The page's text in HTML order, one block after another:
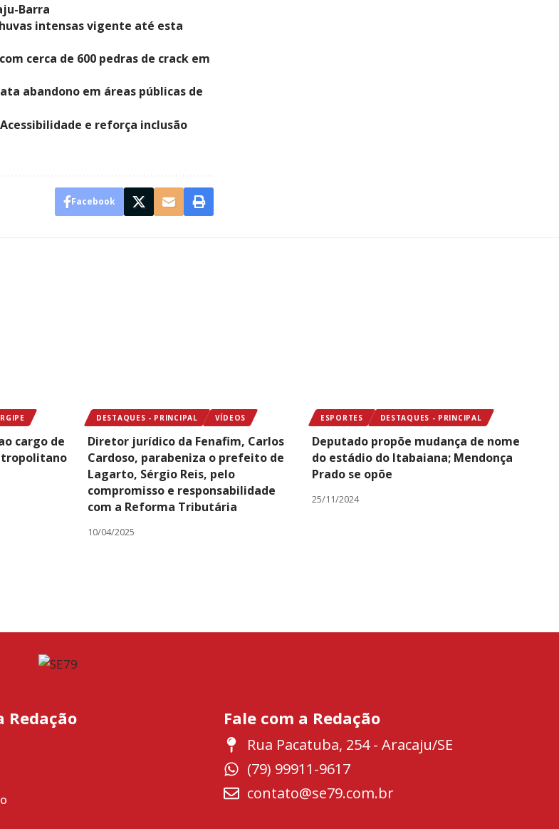
Barra
intensas vigente até esta
cerca de 600 pedras de crack em
abandono em áreas públicas de
e reforça inclusão
Facebook
cargo de
DESTAQUES - PRINCIPAL VÍDEOS
Diretor jurídico da Fenafim, Carlos
Cardoso, parabeniza o prefeito de
Lagarto, Sérgio Reis, pelo
compromisso e responsabilidade
com a Reforma Tributária
10/04/2025
ESPORTES DESTAQUES - PRINCIPAL
Deputado propõe mudança de nome
do estádio do Itabaiana; Mendonça
Prado se opõe
25/11/2024
Redação Fale com a Redação
Rua Pacatuba, 254 - Aracaju/SE
(79) 99911-9617
contato@se79.com.br